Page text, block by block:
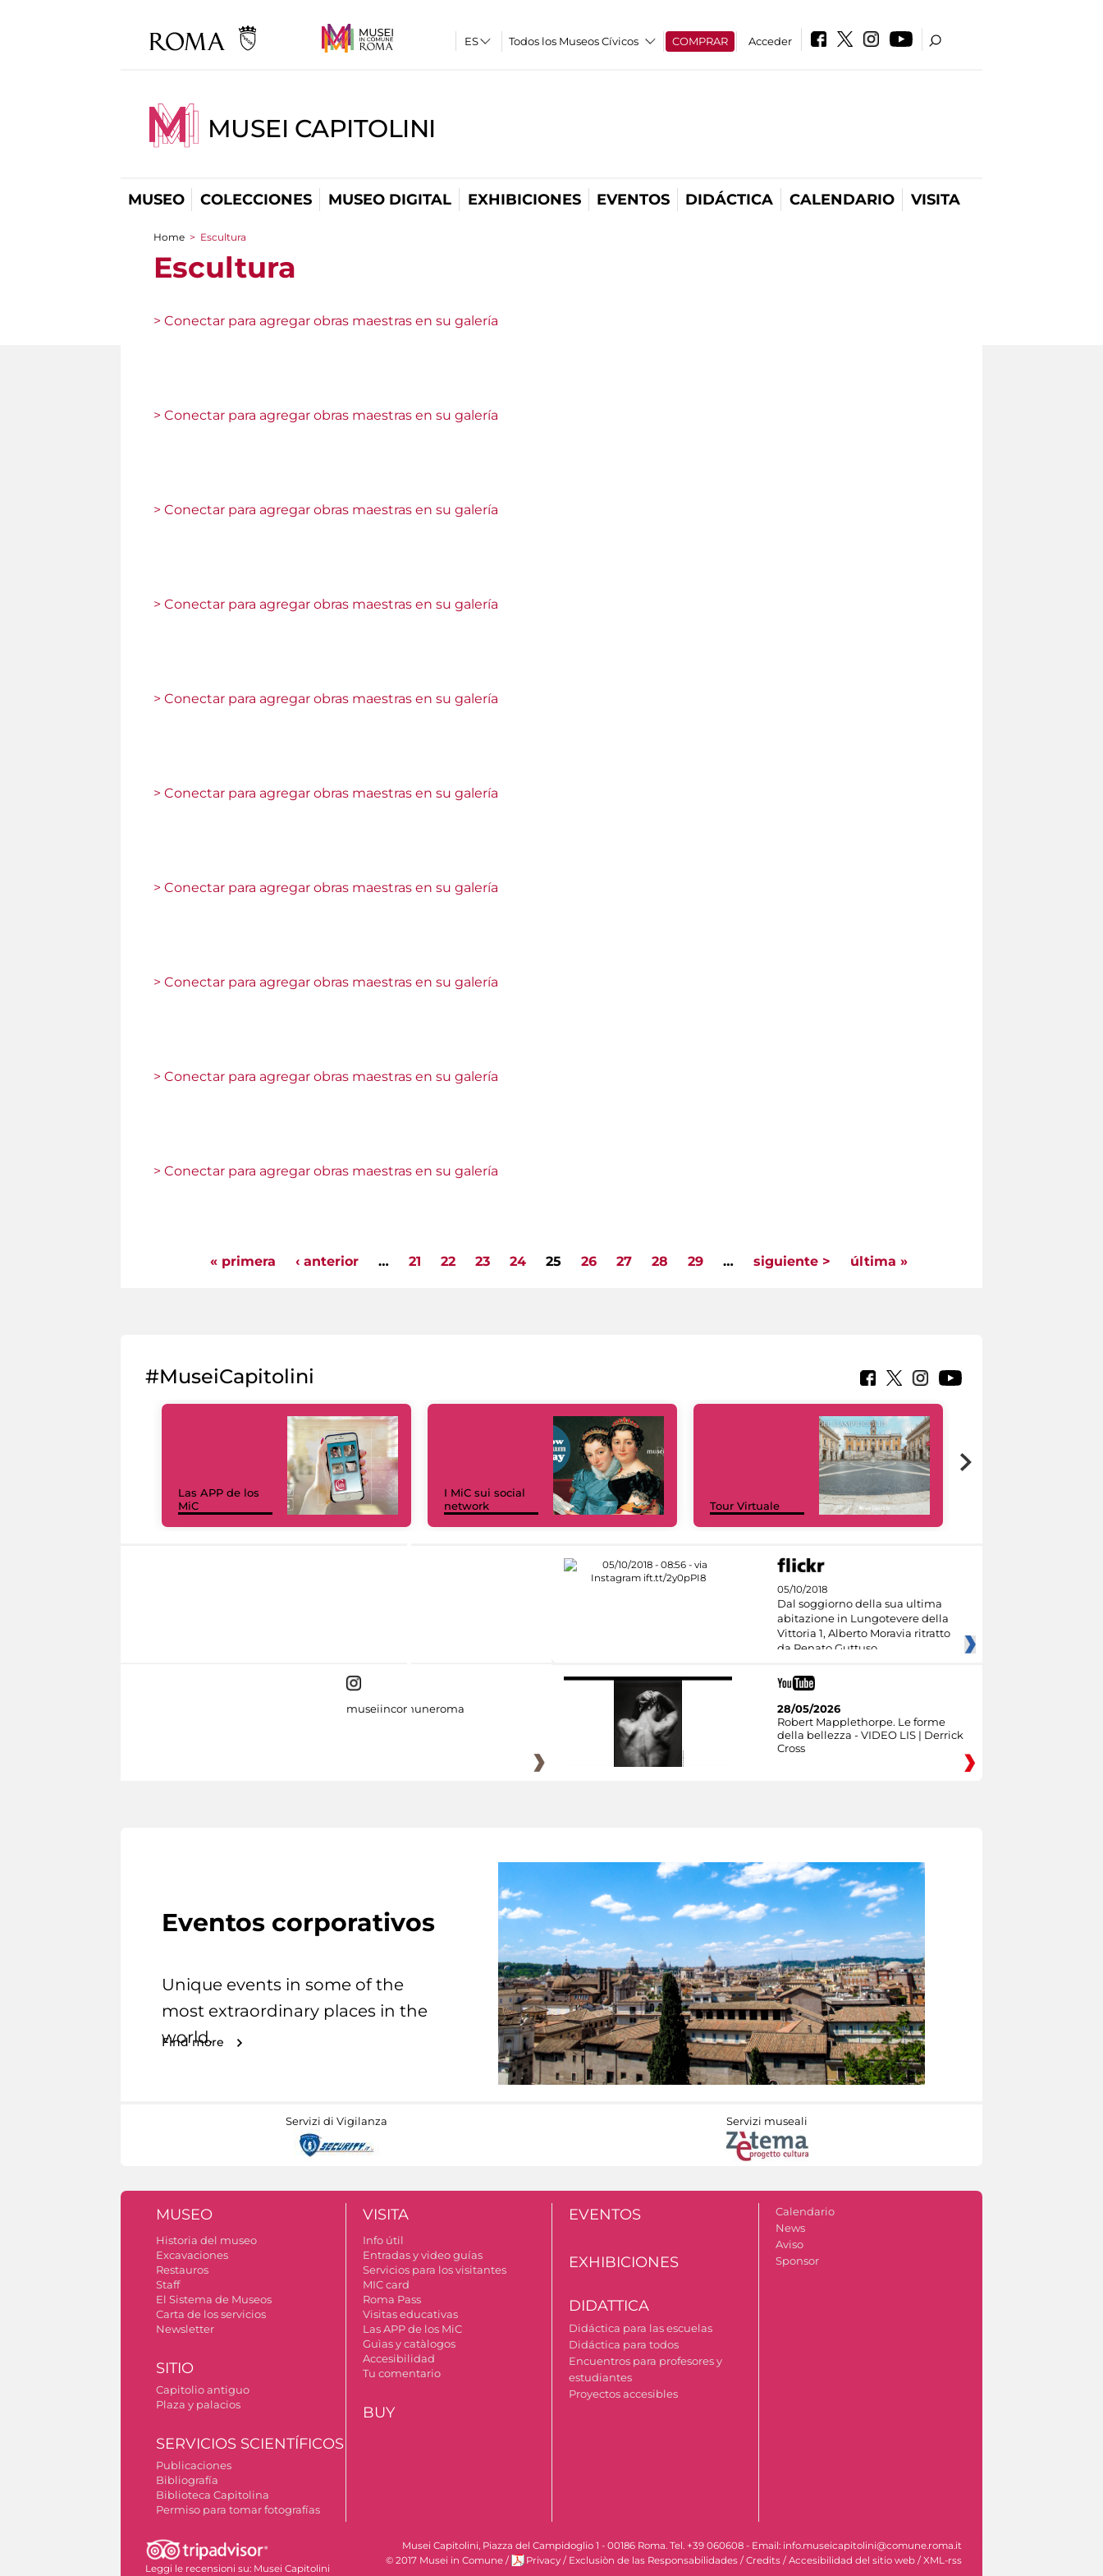
Todos los Museos Cívicos COMPRAR Acceder
MUSEI CAPITOLINI
MUSEO COLECCIONES MUSEO DIGITAL EXHIBICIONES EVENTOS DIDÁCTICA CALENDARIO VISITA
You are here
Home > Escultura
Escultura
> Conectar para agregar obras maestras en su galería
> Conectar para agregar obras maestras en su galería
> Conectar para agregar obras maestras en su galería
> Conectar para agregar obras maestras en su galería
> Conectar para agregar obras maestras en su galería
> Conectar para agregar obras maestras en su galería
> Conectar para agregar obras maestras en su galería
> Conectar para agregar obras maestras en su galería
> Conectar para agregar obras maestras en su galería
> Conectar para agregar obras maestras en su galería
« primera ‹ anterior … 21 22 23 24 25 26 27 28 29 … siguiente > última »
#MuseiCapitolini
Las APP de los
MiC
I MiC sui social
network
Tour Virtuale
05/10/2018
Dal soggiorno della sua ultima
abitazione in Lungotevere della
Vittoria 1, Alberto Moravia ritratto
da Renato Guttuso
museiincomuneroma
28/05/2026
Robert Mapplethorpe. Le forme
della bellezza - VIDEO LIS | Derrick
Cross
Eventos corporativos
Unique events in some of the
most extraordinary places in the
world.
Find more
Servizi di Vigilanza Servizi museali
MUSEO
Historia del museo
Excavaciones
Restauros
Staff
El Sistema de Museos
Carta de los servicios
Newsletter
SITIO
Capitolio antiguo
Plaza y palacios
SERVICIOS SCIENTÍFICOS
Publicaciones
Bibliografía
Biblioteca Capitolina
Permiso para tomar fotografías
VISITA
Info útil
Entradas y video guías
Servicios para los visitantes
MIC card
Roma Pass
Visitas educativas
Las APP de los MiC
Guìas y catàlogos
Accesibilidad
Tu comentario
BUY
EVENTOS
EXHIBICIONES
DIDATTICA
Didáctica para las escuelas
Didáctica para todos
Encuentros para profesores y
estudiantes
Proyectos accesibles
Calendario
News
Aviso
Sponsor
Leggi le recensioni su: Musei Capitolini
Musei Capitolini, Piazza del Campidoglio 1 - 00186 Roma. Tel. +39 060608 - Email: info.museicapitolini@comune.roma.it
© 2017 Musei in Comune / Privacy / Exclusiòn de las Responsabilidades / Credits / Accesibilidad del sitio web / XML-rss